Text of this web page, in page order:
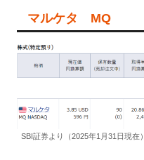
マルケタ MQ
SBI証券より（2025年1月31日現在）